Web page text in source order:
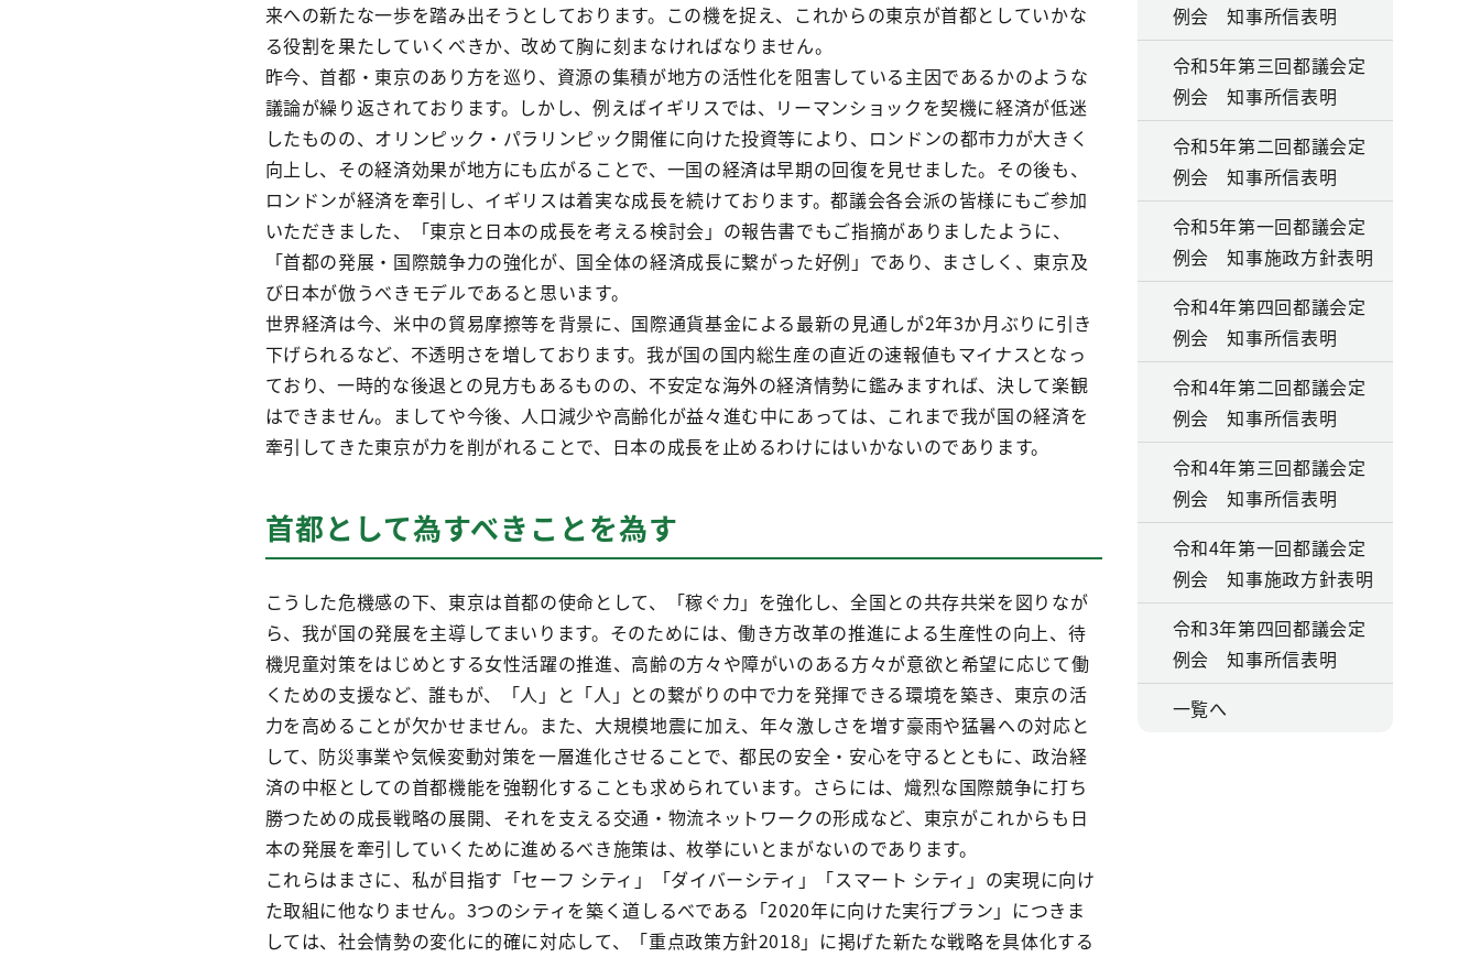
来への新たな一歩を踏み出そうとしております。この機を捉え、これからの東京が首都としていかな
る役割を果たしていくべきか、改めて胸に刻まなければなりません。
昨今、首都・東京のあり方を巡り、資源の集積が地方の活性化を阻害している主因であるかのような
議論が繰り返されております。しかし、例えばイギリスでは、リーマンショックを契機に経済が低迷
したものの、オリンピック・パラリンピック開催に向けた投資等により、ロンドンの都市力が大きく
向上し、その経済効果が地方にも広がることで、一国の経済は早期の回復を見せました。その後も、
ロンドンが経済を牽引し、イギリスは着実な成長を続けております。都議会各会派の皆様にもご参加
いただきました、「東京と日本の成長を考える検討会」の報告書でもご指摘がありましたように、
「首都の発展・国際競争力の強化が、国全体の経済成長に繋がった好例」であり、まさしく、東京及
び日本が倣うべきモデルであると思います。
世界経済は今、米中の貿易摩擦等を背景に、国際通貨基金による最新の見通しが2年3か月ぶりに引き
下げられるなど、不透明さを増しております。我が国の国内総生産の直近の速報値もマイナスとなっ
ており、一時的な後退との見方もあるものの、不安定な海外の経済情勢に鑑みますれば、決して楽観
はできません。ましてや今後、人口減少や高齢化が益々進む中にあっては、これまで我が国の経済を
牽引してきた東京が力を削がれることで、日本の成長を止めるわけにはいかないのであります。
首都として為すべきことを為す
こうした危機感の下、東京は首都の使命として、「稼ぐ力」を強化し、全国との共存共栄を図りなが
ら、我が国の発展を主導してまいります。そのためには、働き方改革の推進による生産性の向上、待
機児童対策をはじめとする女性活躍の推進、高齢の方々や障がいのある方々が意欲と希望に応じて働
くための支援など、誰もが、「人」と「人」との繋がりの中で力を発揮できる環境を築き、東京の活
力を高めることが欠かせません。また、大規模地震に加え、年々激しさを増す豪雨や猛暑への対応と
して、防災事業や気候変動対策を一層進化させることで、都民の安全・安心を守るとともに、政治経
済の中枢としての首都機能を強靭化することも求められています。さらには、熾烈な国際競争に打ち
勝つための成長戦略の展開、それを支える交通・物流ネットワークの形成など、東京がこれからも日
本の発展を牽引していくために進めるべき施策は、枚挙にいとまがないのであります。
これらはまさに、私が目指す「セーフ シティ」「ダイバーシティ」「スマート シティ」の実現に向け
た取組に他なりません。3つのシティを築く道しるべである「2020年に向けた実行プラン」につきま
しては、社会情勢の変化に的確に対応して、「重点政策方針2018」に掲げた新たな戦略を具体化する
例会 知事所信表明
令和5年第三回都議会定
例会 知事所信表明
令和5年第二回都議会定
例会 知事所信表明
令和5年第一回都議会定
例会 知事施政方針表明
令和4年第四回都議会定
例会 知事所信表明
令和4年第二回都議会定
例会 知事所信表明
令和4年第三回都議会定
例会 知事所信表明
令和4年第一回都議会定
例会 知事施政方針表明
令和3年第四回都議会定
例会 知事所信表明
一覧へ